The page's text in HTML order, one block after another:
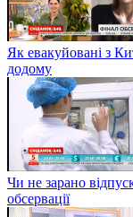
Як евакуйовані з
додому
Чи не зарано
обсервації